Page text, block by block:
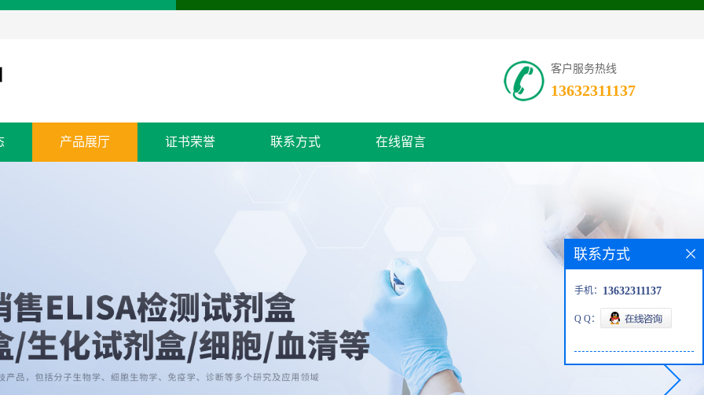
客户服务热线
13632311137
产品展厅 证书荣誉 联系方式 在线留言
联系方式
手机： 13632311137
Q Q：